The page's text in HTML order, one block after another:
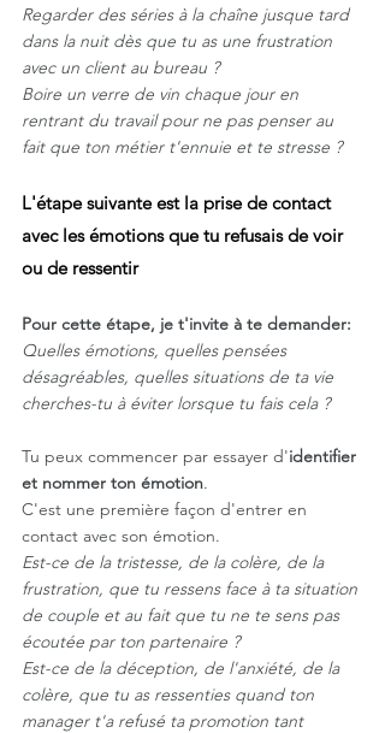
Regarder des séries à la chaîne jusque tard
dans la nuit dès que tu as une frustration
avec un client au bureau ?
Boire un verre de vin chaque jour en
rentrant du travail pour ne pas penser au
fait que ton métier t'ennuie et te stresse ?
L'étape suivante est la prise de contact
avec les émotions que tu refusais de voir
ou de ressentir
Pour cette étape, je t'invite à te demander:
Quelles émotions, quelles pensées
désagréables, quelles situations de ta vie
cherches-tu à éviter lorsque tu fais cela ?
Tu peux commencer par essayer d'identifier
et nommer ton émotion.
C'est une première façon d'entrer en
contact avec son émotion.
Est-ce de la tristesse, de la colère, de la
frustration, que tu ressens face à ta situation
de couple et au fait que tu ne te sens pas
écoutée par ton partenaire ?
Est-ce de la déception, de l'anxiété, de la
colère, que tu as ressenties quand ton
manager t'a refusé ta promotion tant